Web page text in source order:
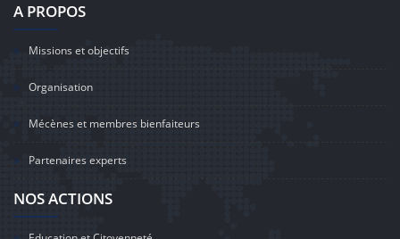
A PROPOS
Missions et objectifs
Organisation
Mécènes et membres bienfaiteurs
Partenaires experts
NOS ACTIONS